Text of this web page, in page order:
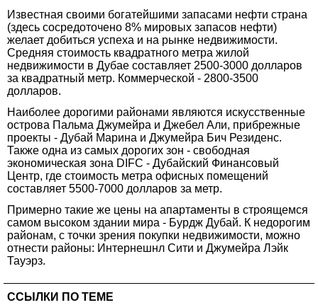
Известная своими богатейшими запасами нефти страна
(здесь сосредоточено 8% мировых запасов нефти)
желает добиться успеха и на рынке недвижимости.
Средняя стоимость квадратного метра жилой
недвижимости в Дубае составляет 2500-3000 долларов
за квадратный метр. Коммерческой - 2800-3500
долларов.
Наиболее дорогими районами являются искусственные
острова Пальма Джумейра и Джебел Али, прибрежные
проекты - Дубай Марина и Джумейра Бич Резиденс.
Также одна из самых дорогих зон - свободная
экономическая зона DIFC - Дубайский Финансовый
Центр, где стоимость метра офисных помещений
составляет 5500-7000 долларов за метр.
Примерно такие же цены на апартаменты в строящемся
самом высоком здании мира - Бурдж Дубай. К недорогим
районам, с точки зрения покупки недвижимости, можно
отнести районы: Интернешнл Сити и Джумейра Лэйк
Тауэрз.
ССЫЛКИ ПО ТЕМЕ